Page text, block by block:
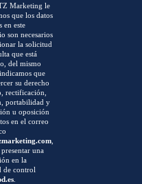
Marketing le
que los datos
en este
son necesarios
la solicitud
que está
del mismo
que
su derecho
rectificación,
portabilidad y
u oposición
en el correo
,
una
en la
de control
.